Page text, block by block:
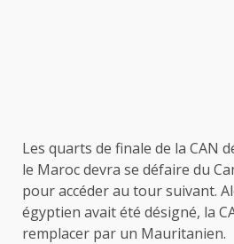
Les quarts de finale de la CAN
le Maroc devra se défaire du
pour accéder au tour suivant.
égyptien avait été désigné, la
remplacer par un Mauritanien.